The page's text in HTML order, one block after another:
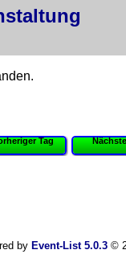
Tag
by Event-List 5.0.3©